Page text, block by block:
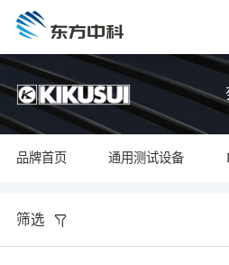
品牌首页 通用测试设备
筛选